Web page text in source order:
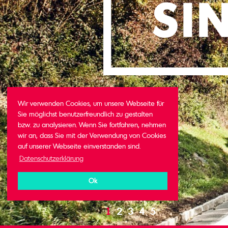
Wir verwenden Cookies, um unsere Webseite für
Sie möglichst benutzerfreundlich zu gestalten
bzw. zu analysieren. Wenn Sie fortfahren, nehmen
wir an, dass Sie mit der Verwendung von Cookies
auf unserer Webseite einverstanden sind.
Datenschutzerklärung
Ok
1 2 3 4 5